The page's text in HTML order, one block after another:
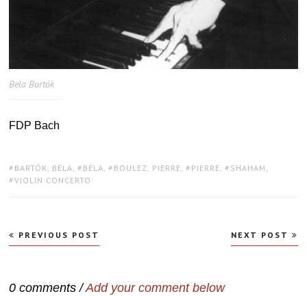
Bela Bartók
FDP Bach
TAGS:
BARTÓK, BÉLA, BÉLA, BOULEZ, PIERRE, PIERRE, SHAHAM ,
VIOLIN CONCERTO
Navegação
de
PREVIOUS POST NEXT POST
0 comments /Add your comment below